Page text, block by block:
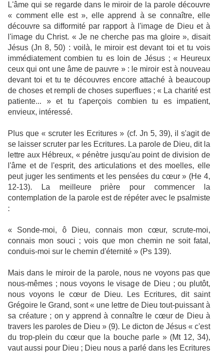
L'âme qui se regarde dans le miroir de la parole découvre
« comment elle est », elle apprend à se connaître, elle
découvre sa difformité par rapport à l'image de Dieu et à
l'image du Christ. « Je ne cherche pas ma gloire », disait
Jésus (Jn 8, 50) : voilà, le miroir est devant toi et tu vois
immédiatement combien tu es loin de Jésus ; « Heureux
ceux qui ont une âme de pauvre » : le miroir est à nouveau
devant toi et tu te découvres encore attaché à beaucoup
de choses et rempli de choses superflues ; « La charité est
patiente... » et tu t'aperçois combien tu es impatient,
envieux, intéressé.
Plus que « scruter les Ecritures » (cf. Jn 5, 39), il s'agit de
se laisser scruter par les Ecritures. La parole de Dieu, dit la
lettre aux Hébreux, « pénètre jusqu'au point de division de
l'âme et de l'esprit, des articulations et des moelles, elle
peut juger les sentiments et les pensées du cœur » (He 4,
12-13). La meilleure prière pour commencer la
contemplation de la parole est de répéter avec le psalmiste
:
« Sonde-moi, ô Dieu, connais mon cœur, scrute-moi,
connais mon souci ; vois que mon chemin ne soit fatal,
conduis-moi sur le chemin d'éternité » (Ps 139).
Mais dans le miroir de la parole, nous ne voyons pas que
nous-mêmes ; nous voyons le visage de Dieu ; ou plutôt,
nous voyons le cœur de Dieu. Les Ecritures, dit saint
Grégoire le Grand, sont « une lettre de Dieu tout-puissant à
sa créature ; on y apprend à connaître le cœur de Dieu à
travers les paroles de Dieu » (9). Le dicton de Jésus « c'est
du trop-plein du cœur que la bouche parle » (Mt 12, 34),
vaut aussi pour Dieu ; Dieu nous a parlé dans les Ecritures